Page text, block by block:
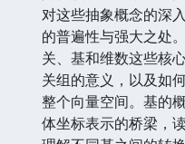
对这些抽象概念的深
的普遍性与强大之处
关、基和维数这些核
关组的意义，以及如
整个向量空间。基的
体坐标表示的桥梁，